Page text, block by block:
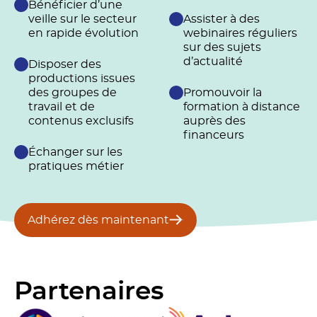
Bénéficier d’une
veille sur le secteur
en rapide évolution
Disposer des
productions issues
des groupes de
travail et de
contenus exclusifs
Échanger sur les
pratiques métier
Assister à des
webinaires réguliers
sur des sujets
d’actualité
Promouvoir la
formation à distance
auprès des
financeurs
Adhérez dès maintenant
Partenaires